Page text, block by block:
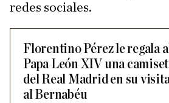
redes sociales.
Florentino Pérez le regala
Papa León XIV una
del Real Madrid en su
al Bernabéu